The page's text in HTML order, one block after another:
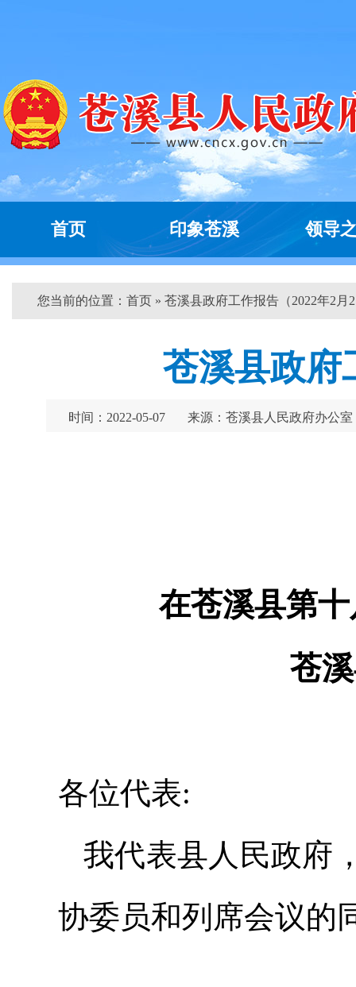
首页 印象苍溪 领导
您当前的位置： 首页 » 苍溪县政府工作报告（2022年2月
苍溪县政府
时间：2022-05-07 来源：苍溪县人民政府办公室
在苍溪县第
苍
各位代表:
我代表县人民政府
协委员和列席会议的